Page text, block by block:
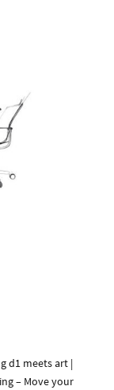
d1 meets art |
– Move your